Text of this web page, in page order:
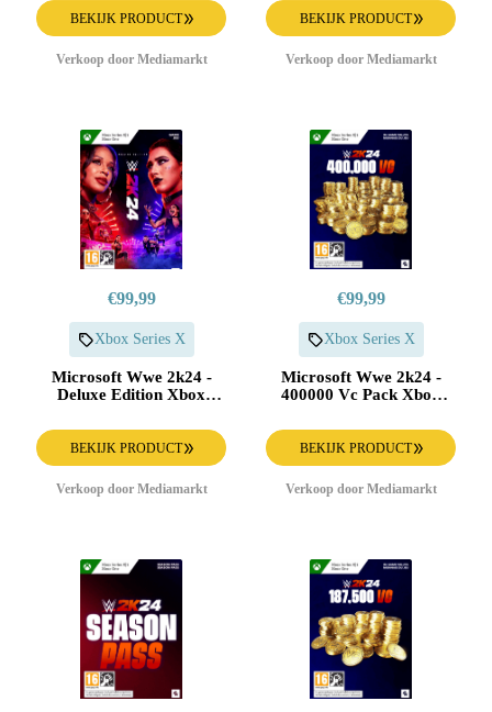
BEKIJK PRODUCT
Verkoop door Mediamarkt
BEKIJK PRODUCT
Verkoop door Mediamarkt
€99,99
Xbox Series X
Microsoft Wwe 2k24 -
Deluxe Edition Xbox
BEKIJK PRODUCT
Verkoop door Mediamarkt
€99,99
Xbox Series X
Microsoft Wwe 2k24 -
400000 Vc Pack Xbox
BEKIJK PRODUCT
Verkoop door Mediamarkt